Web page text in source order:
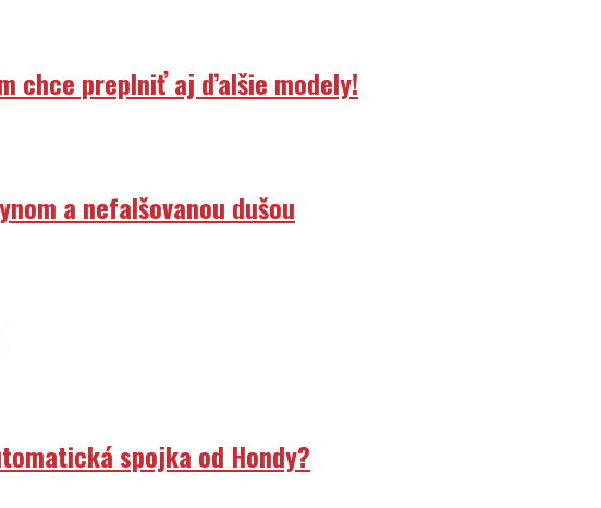
chce preplniť aj ďalšie modely!
a nefalšovanou dušou
spojka od Hondy?